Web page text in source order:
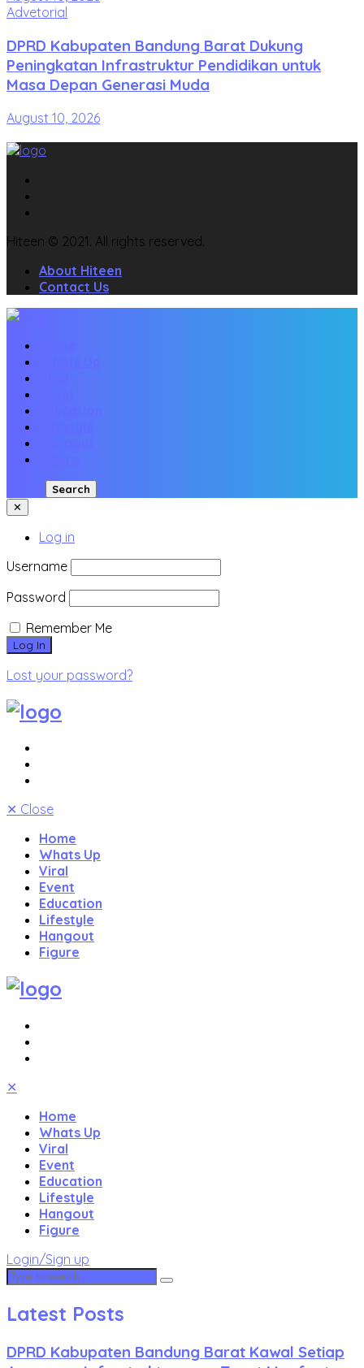
Advetorial
DPRD Kabupaten Bandung Barat Dukung
Peningkatan Infrastruktur Pendidikan untuk
Masa Depan Generasi Muda
August 10, 2026
Hiteen © 2021. All rights reserved.
About Hiteen
Contact Us
Search
✕
Log in
Username
Password
Remember Me
Lost your password?
✕ Close
Home
Whats Up
Viral
Event
Education
Lifestyle
Hangout
Figure
✕
Home
Whats Up
Viral
Event
Education
Lifestyle
Hangout
Figure
Login/Sign up
Latest Posts
DPRD Kabupaten Bandung Barat Kawal Setiap